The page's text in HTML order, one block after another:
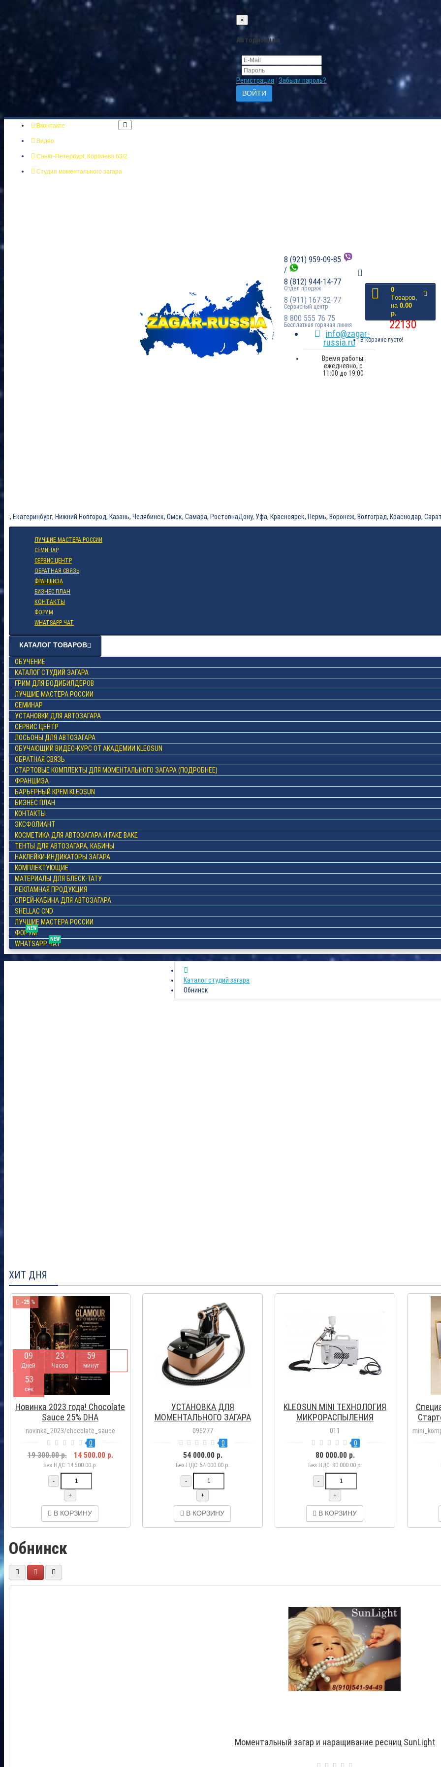
×
Авторизация
Регистрация Забыли пароль?
Вконтакте
Видео
Санкт-Петербург, Королева 63/2
Студия моментального загара
8 (921) 959-09-85
/
8 (812) 944-14-77
Отдел продаж
8 (911) 167-32-77
Сервисный центр
8 800 555 76 75
Бесплатная горячая линия
info@zagar-
russia.ru
Время работы:
ежедневно, с
11:00 до 19:00
доставлено
заказов:
22130
0
Tоваров,
на 0.00
р.
В корзине пусто!
Нижний Новгород, Казань, Челябинск, Омск, Самара, РостовнаДону, Уфа, Красноярск, Пермь, Воронеж, Волгоград, Краснодар,
ЛУЧШИЕ МАСТЕРА РОССИИ
СЕМИНАР
СЕРВИС ЦЕНТР
ОБРАТНАЯ СВЯЗЬ
ФРАНШИЗА
БИЗНЕС ПЛАН
КОНТАКТЫ
ФОРУМ
WHATSAPP ЧАТ
КАТАЛОГ ТОВАРОВ
ОБУЧЕНИЕ
КАТАЛОГ СТУДИЙ ЗАГАРА
ГРИМ ДЛЯ БОДИБИЛДЕРОВ
ЛУЧШИЕ МАСТЕРА РОССИИ
СЕМИНАР
УСТАНОВКИ ДЛЯ АВТОЗАГАРА
СЕРВИС ЦЕНТР
ЛОСЬОНЫ ДЛЯ АВТОЗАГАРА
ОБУЧАЮЩИЙ ВИДЕО-КУРС ОТ АКАДЕМИИ KLEOSUN
ОБРАТНАЯ СВЯЗЬ
СТАРТОВЫЕ КОМПЛЕКТЫ ДЛЯ МОМЕНТАЛЬНОГО ЗАГАРА (ПОДРОБНЕЕ)
ФРАНШИЗА
БАРЬЕРНЫЙ КРЕМ KLEOSUN
БИЗНЕС ПЛАН
КОНТАКТЫ
ЭКСФОЛИАНТ
КОСМЕТИКА ДЛЯ АВТОЗАГАРА И FAKE BAKE
ТЕНТЫ ДЛЯ АВТОЗАГАРА, КАБИНЫ
НАКЛЕЙКИ-ИНДИКАТОРЫ ЗАГАРА
КОМПЛЕКТУЮЩИЕ
МАТЕРИАЛЫ ДЛЯ БЛЕСК-ТАТУ
РЕКЛАМНАЯ ПРОДУКЦИЯ
СПРЕЙ-КАБИНА ДЛЯ АВТОЗАГАРА
SHELLAC CND
ЛУЧШИЕ МАСТЕРА РОССИИ
NEW
ФОРУМ
NEW
WHATSAPP ЧАТ
Каталог студий загара
Обнинск
ХИТ ДНЯ
-25 %
09
Дней
23
Часов
59
минут
51
сек
Новинка 2023 года! Chocolate
Sauce 25% DHA
novinka_2023/chocolate_sauce
0
19 300.00 р. 14 500.00 р.
Без НДС: 14 500.00 р.
-
+
В КОРЗИНУ
УСТАНОВКА ДЛЯ
МОМЕНТАЛЬНОГО ЗАГАРА
ALLURE XENA KLEOSUN PRO
096277
0
54 000.00 р.
Без НДС: 54 000.00 р.
-
+
В КОРЗИНУ
KLEOSUN MINI ТЕХНОЛОГИЯ
МИКРОРАСПЫЛЕНИЯ
"MICROCORE"
011
0
80 000.00 р.
Без НДС: 80 000.00 р.
-
+
В КОРЗИНУ
для
Обнинск
Моментальный загар и наращивание ресниц SunLight
Имя мастера: Демакова Диана